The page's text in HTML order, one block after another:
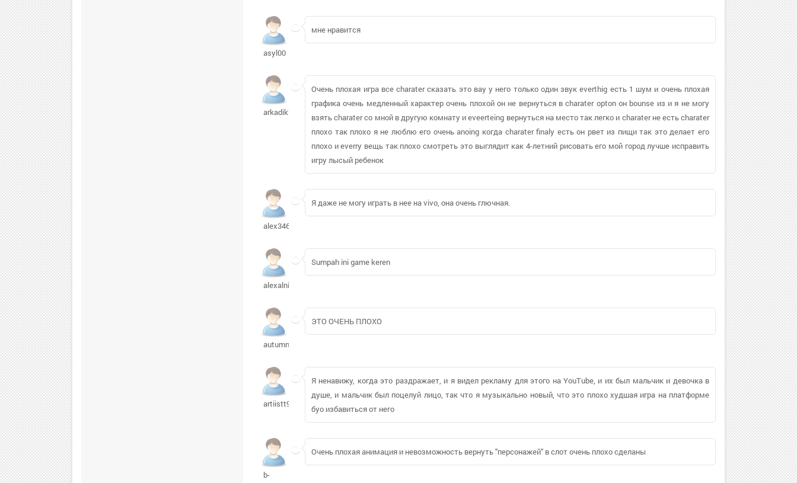
asyl00
мне нравится
arkadik2996
Очень плохая игра все charater сказать это вау у него только один звук everthig есть 1 шум и очень плохая
графика очень медленный характер очень плохой он не вернуться в charater opton он bounse из и я не могу
взять charater со мной в другую комнату и eveerteing вернуться на место так легко и charater не есть charater
плохо так плохо я не люблю его очень anoing когда charater finaly есть он рвет из пищи так это делает его
плохо и everry вещь так плохо смотреть это выглядит как 4-летний рисовать его мой город лучше исправить
игру лысый ребенок
alex3462
Я даже не могу играть в нее на vivo, она очень глючная.
alexalnik
Sumpah ini game keren
autumn1011
ЭТО ОЧЕНЬ ПЛОХО
artiistt907
Я ненавижу, когда это раздражает, и я видел рекламу для этого на YouTube, и их был мальчик и девочка в
душе, и мальчик был поцелуй лицо, так что я музыкально новый, что это плохо худшая игра на платформе
буо избавиться от него
b-
Очень плохая анимация и невозможность вернуть "персонажей" в слот очень плохо сделаны